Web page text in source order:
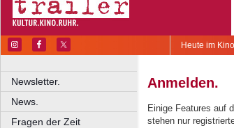
Heute im Kino
Newsletter.
News.
Fragen der Zeit
Anmelden.
Einige Features auf
stehen nur